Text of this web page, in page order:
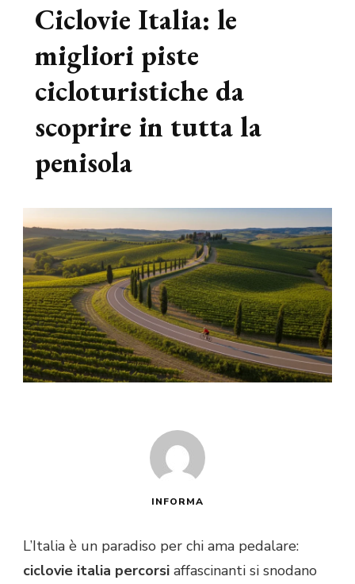
Ciclovie Italia: le
migliori piste
cicloturistiche da
scoprire in tutta la
penisola
INFORMA
L’Italia è un paradiso per chi ama pedalare:
ciclovie italia percorsi affascinanti si snodano